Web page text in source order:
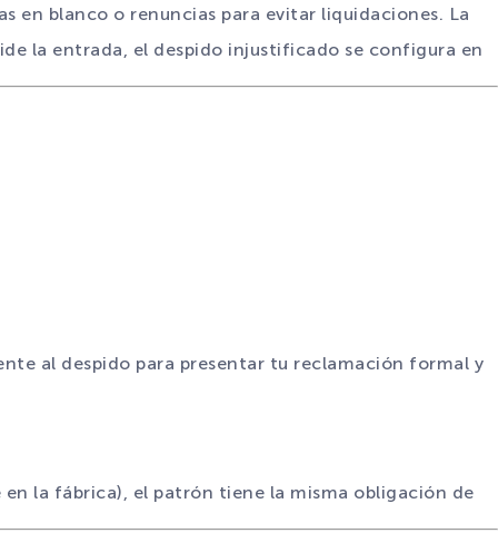
en blanco o renuncias para evitar liquidaciones. La
la entrada, el despido injustificado se configura en
al despido para presentar tu reclamación formal y
la fábrica), el patrón tiene la misma obligación de